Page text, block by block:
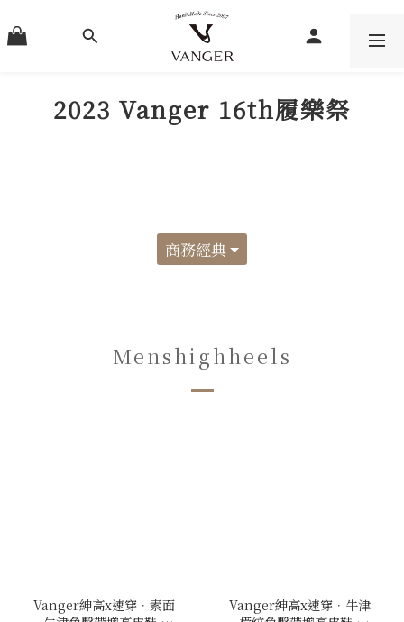
2023 Vanger 16th履樂祭
商務經典
Menshighheels
Vanger紳高x速穿．素面
Vanger紳高x速穿．牛津